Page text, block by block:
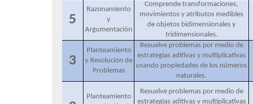
5
Razonamiento
y
Argumentación
Comprende transformaciones,
movimientos y atributos medibles
de objetos bidimensionales y
tridimensionales.
3
Planteamiento
y Resolución de
Problemas
Resuelve problemas por medio de
estrategias aditivas y multiplicativas
usando propiedades de los números
naturales.
Planteamiento
Resuelve problemas por medio de
estrategias aditivas y multiplicativas